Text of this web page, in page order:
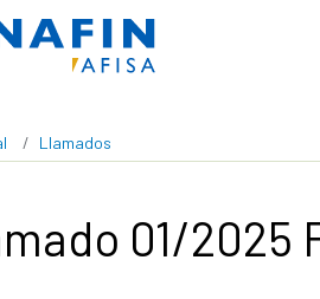
Llamados
01/2025